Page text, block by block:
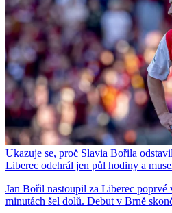
Ukazuje se, proč Slavia Bořila
Liberec odehrál jen půl hodiny a
Jan Bořil nastoupil za Liberec poprvé
minutách šel dolů. Debut v Brně